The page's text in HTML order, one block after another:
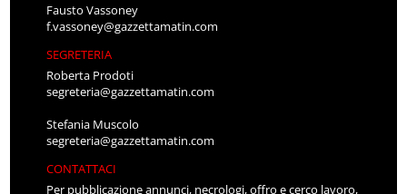
Fausto Vassoney
f.vassoney@gazzettamatin.com
SEGRETERIA
Roberta Prodoti
segreteria@gazzettamatin.com
Stefania Muscolo
segreteria@gazzettamatin.com
CONTATTACI
Per pubblicazione annunci, necrologi, offro e cerco lavoro,